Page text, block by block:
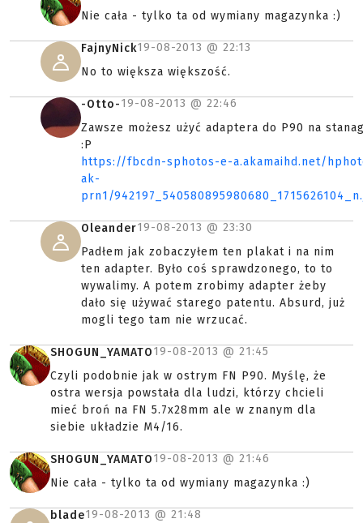
Nie cała - tylko ta od wymiany magazynka :)
FajnyNick19-08-2013 @ 22:13
No to większa większość.
-Otto-19-08-2013 @ 22:46
Zawsze możesz użyć adaptera do P90 na
:P
https://fbcdn-sphotos-e-a.akamaihd.net/
ak-
prn1/
Oleander19-08-2013 @ 23:30
Padłem jak zobaczyłem ten plakat i na nim
ten adapter. Było coś sprawdzonego, to to
wywalimy. A potem zrobimy adapter żeby
dało się używać starego patentu. Absurd, już
mogli tego tam nie wrzucać.
SHOGUN_YAMATO19-08-2013 @ 21:45
Czyli podobnie jak w ostrym FN P90. Myślę, że
ostra wersja powstała dla ludzi, którzy chcieli
mieć broń na FN 5.7x28mm ale w znanym dla
siebie układzie M4/16.
SHOGUN_YAMATO19-08-2013 @ 21:46
Nie cała - tylko ta od wymiany magazynka :)
blade19-08-2013 @ 21:48